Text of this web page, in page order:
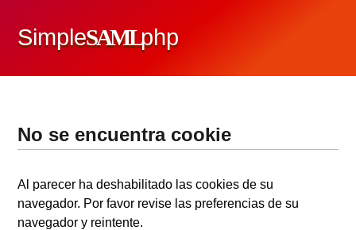
SimpleSAMLphp
No se encuentra cookie
Al parecer ha deshabilitado las cookies de su
navegador. Por favor revise las preferencias de su
navegador y reintente.